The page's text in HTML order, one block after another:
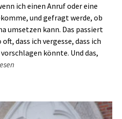
ich einen Anruf oder eine
und gefragt werde, ob
umsetzen kann. Das passiert
dass ich vergesse, dass ich
könnte. Und das,